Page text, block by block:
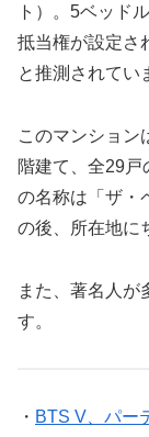
ト）。5ベッド
抵当権が設定さ
と推測されてい
このマンション
階建て、全29
の名称は「ザ・
の後、所在地に
また、著名人が
す。
・ BTS V、パー